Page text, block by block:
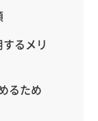
るメリ
るため